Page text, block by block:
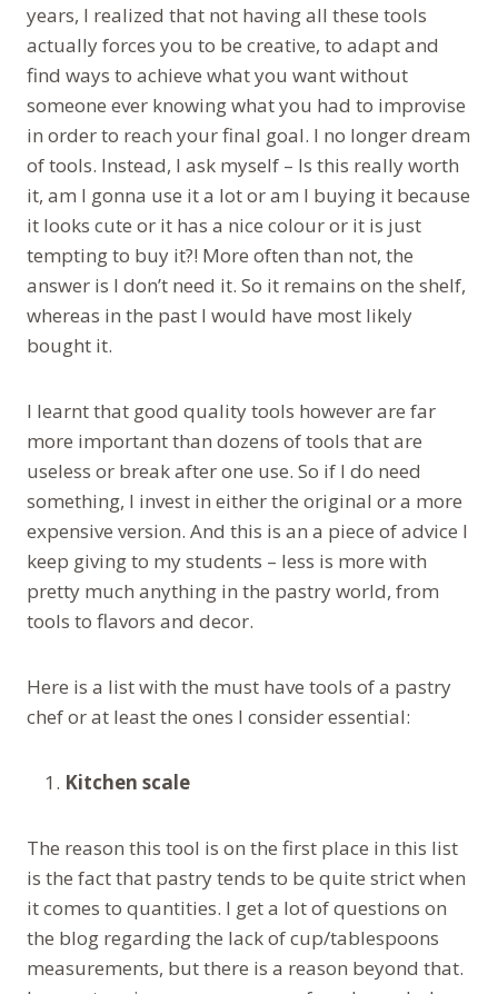
years, I realized that not having all these tools
actually forces you to be creative, to adapt and
find ways to achieve what you want without
someone ever knowing what you had to improvise
in order to reach your final goal. I no longer dream
of tools. Instead, I ask myself – Is this really worth
it, am I gonna use it a lot or am I buying it because
it looks cute or it has a nice colour or it is just
tempting to buy it?! More often than not, the
answer is I don’t need it. So it remains on the shelf,
whereas in the past I would have most likely
bought it.
I learnt that good quality tools however are far
more important than dozens of tools that are
useless or break after one use. So if I do need
something, I invest in either the original or a more
expensive version. And this is an a piece of advice I
keep giving to my students – less is more with
pretty much anything in the pastry world, from
tools to flavors and decor.
Here is a list with the must have tools of a pastry
chef or at least the ones I consider essential:
Kitchen scale
The reason this tool is on the first place in this list
is the fact that pastry tends to be quite strict when
it comes to quantities. I get a lot of questions on
the blog regarding the lack of cup/tablespoons
measurements, but there is a reason beyond that.